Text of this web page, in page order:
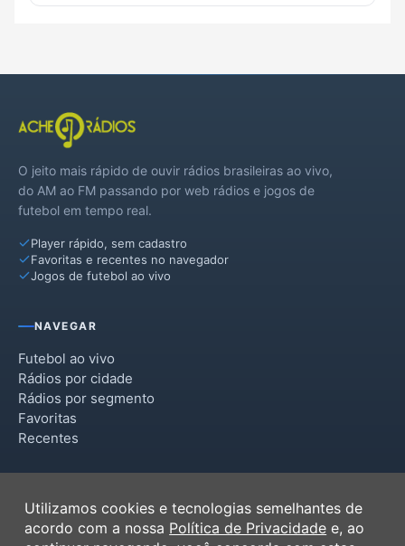
O jeito mais rápido de ouvir rádios brasileiras ao vivo,
do AM ao FM passando por web rádios e jogos de
futebol em tempo real.
Player rápido, sem cadastro
Favoritas e recentes no navegador
Jogos de futebol ao vivo
NAVEGAR
Futebol ao vivo
Rádios por cidade
Rádios por segmento
Favoritas
Recentes
Termos de Uso
Utilizamos cookies e tecnologias semelhantes de
acordo com a nossa Política de Privacidade e, ao